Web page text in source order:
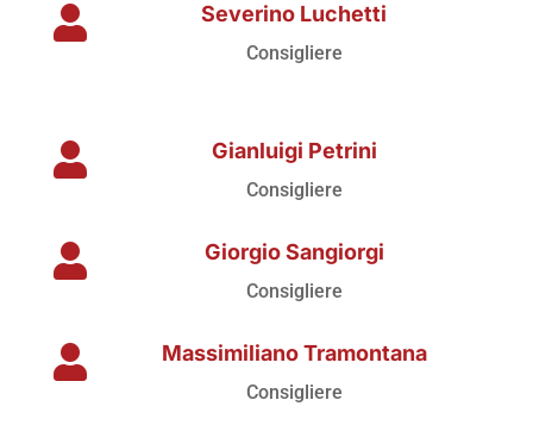
 Severino Luchetti
Consigliere
 Gianluigi Petrini
Consigliere
 Giorgio Sangiorgi
Consigliere
 Massimiliano Tramontana
Consigliere